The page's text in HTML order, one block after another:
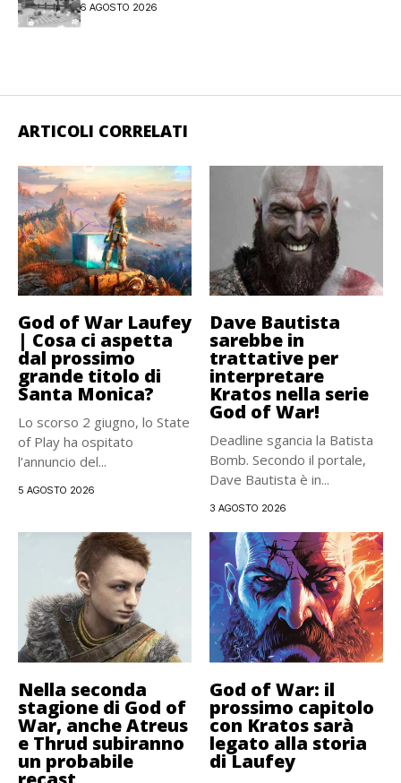
6 AGOSTO 2026
ARTICOLI CORRELATI
God of War Laufey
| Cosa ci aspetta
dal prossimo
grande titolo di
Santa Monica?
Lo scorso 2 giugno, lo State
of Play ha ospitato
l’annuncio del...
5 AGOSTO 2026
Dave Bautista
sarebbe in
trattative per
interpretare
Kratos nella serie
God of War!
Deadline sgancia la Batista
Bomb. Secondo il portale,
Dave Bautista è in...
3 AGOSTO 2026
Nella seconda
stagione di God of
War, anche Atreus
e Thrud subiranno
un probabile
God of War: il
prossimo capitolo
con Kratos sarà
legato alla storia
di Laufey